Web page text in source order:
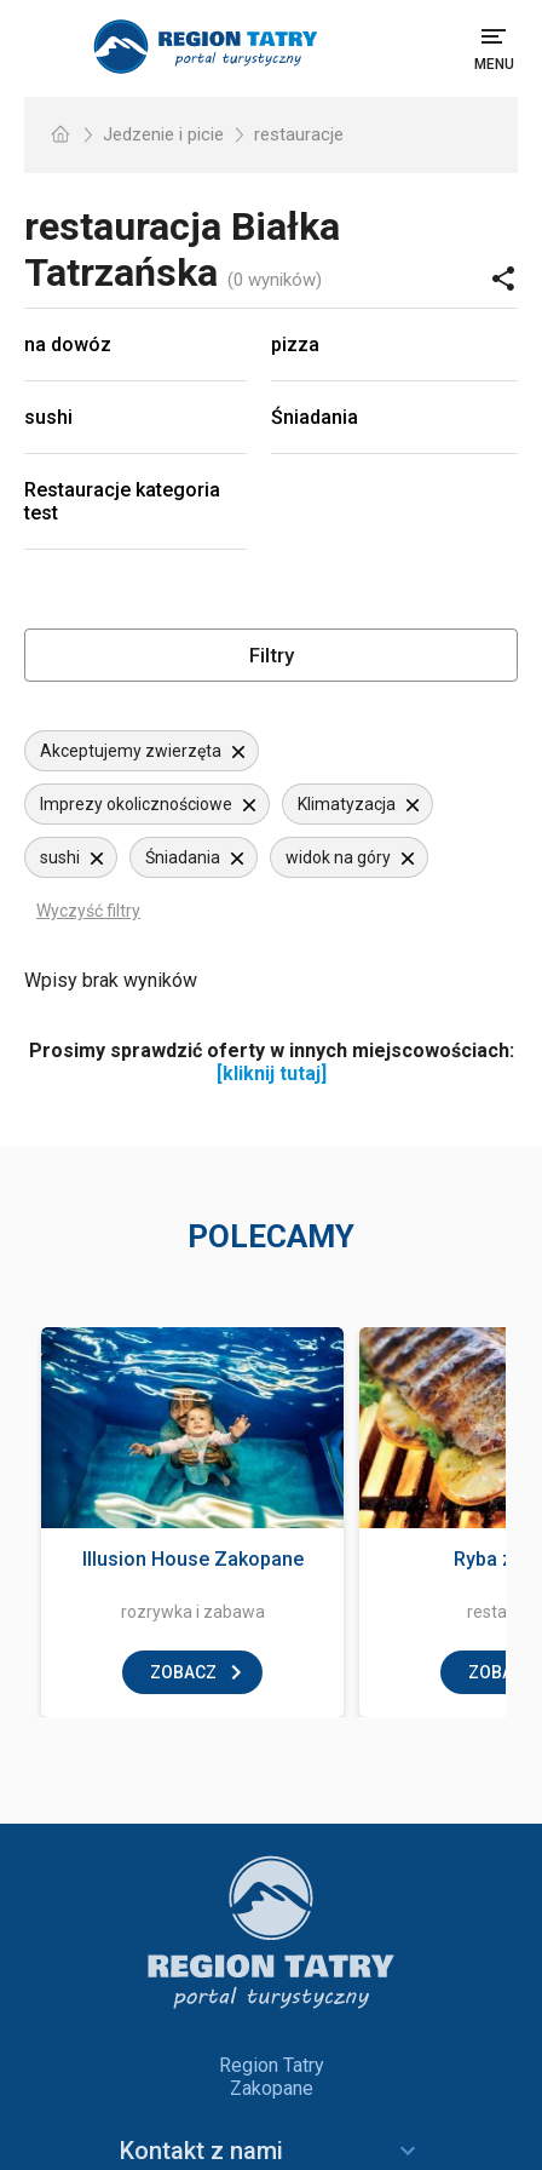
MENU
Jedzenie i picie restauracje
restauracja Białka
Tatrzańska (0 wyników)
na dowóz pizza
sushi Śniadania
Restauracje kategoria
test
Filtry
Akceptujemy zwierzęta
Imprezy okolicznościowe Klimatyzacja
sushi Śniadania widok na góry
Wyczyść filtry
Wpisy brak wyników
Prosimy sprawdzić oferty w innych miejscowościach:
[kliknij tutaj]
POLECAMY
Illusion House Zakopane
rozrywka i zabawa
ZOBACZ
Ryba z
ZOBACZ
Region Tatry
Zakopane
Kontakt z nami